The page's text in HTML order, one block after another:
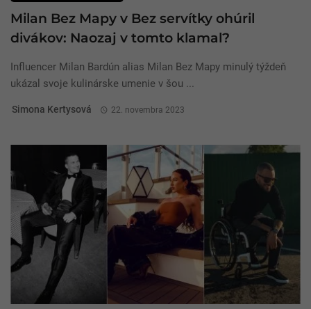
Milan Bez Mapy v Bez servítky ohúril
divákov: Naozaj v tomto klamal?
Influencer Milan Bardún alias Milan Bez Mapy minulý týždeň
ukázal svoje kulinárske umenie v šou ...
Simona Kertysová 22. novembra 2023